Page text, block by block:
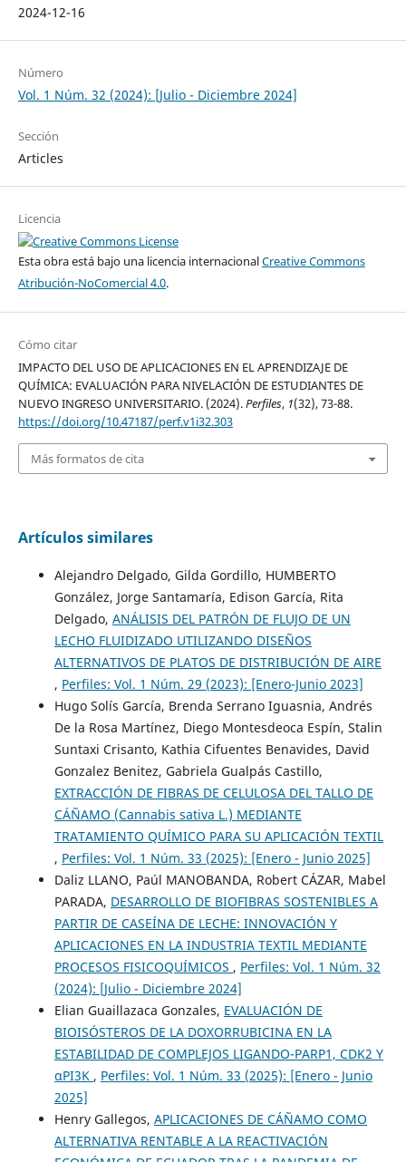
2024-12-16
Número
Vol. 1 Núm. 32 (2024): [Julio - Diciembre 2024]
Sección
Articles
Licencia
Esta obra está bajo una licencia internacionalCreative Commons
Atribución-NoComercial 4.0.
Cómo citar
IMPACTO DEL USO DE APLICACIONES EN EL APRENDIZAJE DE
QUÍMICA: EVALUACIÓN PARA NIVELACIÓN DE ESTUDIANTES DE
NUEVO INGRESO UNIVERSITARIO. (2024).Perfiles, 1(32), 73-88.
https://doi.org/10.47187/perf.v1i32.303
Más formatos de cita
Artículos similares
Alejandro Delgado, Gilda Gordillo, HUMBERTO
González, Jorge Santamaría, Edison García, Rita
Delgado, ANÁLISIS DEL PATRÓN DE FLUJO DE UN
LECHO FLUIDIZADO UTILIZANDO DISEÑOS
ALTERNATIVOS DE PLATOS DE DISTRIBUCIÓN DE AIRE
, Perfiles: Vol. 1 Núm. 29 (2023): [Enero-Junio 2023]
Hugo Solís García, Brenda Serrano Iguasnia, Andrés
De la Rosa Martínez, Diego Montesdeoca Espín, Stalin
Suntaxi Crisanto, Kathia Cifuentes Benavides, David
Gonzalez Benitez, Gabriela Gualpás Castillo,
EXTRACCIÓN DE FIBRAS DE CELULOSA DEL TALLO DE
CÁÑAMO (Cannabis sativa L.) MEDIANTE
TRATAMIENTO QUÍMICO PARA SU APLICACIÓN TEXTIL
, Perfiles: Vol. 1 Núm. 33 (2025): [Enero - Junio 2025]
Daliz LLANO, Paúl MANOBANDA, Robert CÁZAR, Mabel
PARADA, DESARROLLO DE BIOFIBRAS SOSTENIBLES A
PARTIR DE CASEÍNA DE LECHE: INNOVACIÓN Y
APLICACIONES EN LA INDUSTRIA TEXTIL MEDIANTE
PROCESOS FISICOQUÍMICOS , Perfiles: Vol. 1 Núm. 32
(2024): [Julio - Diciembre 2024]
Elian Guaillazaca Gonzales, EVALUACIÓN DE
BIOISÓSTEROS DE LA DOXORRUBICINA EN LA
ESTABILIDAD DE COMPLEJOS LIGANDO-PARP1, CDK2 Y
αPI3K , Perfiles: Vol. 1 Núm. 33 (2025): [Enero - Junio
2025]
Henry Gallegos, APLICACIONES DE CÁÑAMO COMO
ALTERNATIVA RENTABLE A LA REACTIVACIÓN